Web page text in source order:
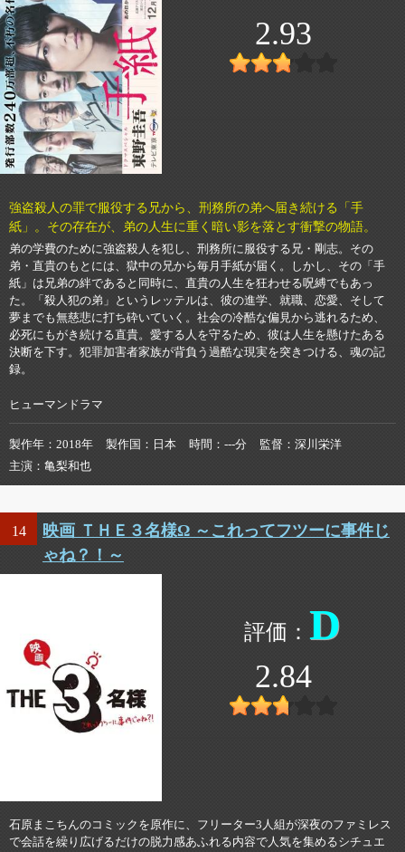
2.93
強盗殺人の罪で服役する兄から、刑務所の弟へ届き続ける「手
紙」。その存在が、弟の人生に重く暗い影を落とす衝撃の物語。
弟の学費のために強盗殺人を犯し、刑務所に服役する兄・剛志。その
弟・直貴のもとには、獄中の兄から毎月手紙が届く。しかし、その「手
紙」は兄弟の絆であると同時に、直貴の人生を狂わせる呪縛でもあっ
た。「殺人犯の弟」というレッテルは、彼の進学、就職、恋愛、そして
夢までも無慈悲に打ち砕いていく。社会の冷酷な偏見から逃れるため、
必死にもがき続ける直貴。愛する人を守るため、彼は人生を懸けたある
決断を下す。犯罪加害者家族が背負う過酷な現実を突きつける、魂の記
録。
ヒューマンドラマ
製作年 2018年 製作国 日本 時間 ---分 監督
深川栄洋
主演
亀梨和也
14
映画 ＴＨＥ３名様Ω ～これってフツーに事件じ
ゃね？！～
D
2.84
石原まこちんのコミックを原作に、フリーター3人組が深夜のファミレス
で会話を繰り広げるだけの脱力感あふれる内容で人気を集めるシチュエ